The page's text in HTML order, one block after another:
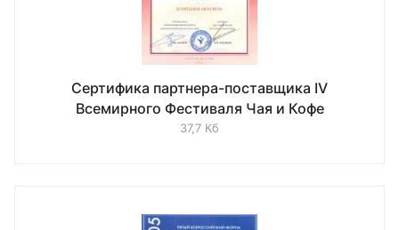
Сертифика партнера-поставщика IV
Всемирного Фестиваля Чая и Кофе
37,7 Кб